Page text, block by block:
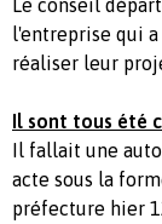
Le conseil
l'entreprise qui a
réaliser leur
Il sont tous été
Il fallait une
acte sous la
préfecture hier